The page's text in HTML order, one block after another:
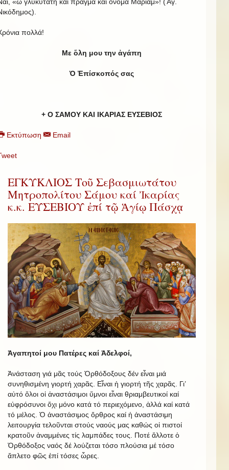
πολλά!
Με ὅλη μου την ἀγάπη
Ὁ Ἐπίσκοπός σας
+ Ο ΣΑΜΟΥ ΚΑΙ ΙΚΑΡΙΑΣ ΕΥΣΕΒΙΟΣ
Εκτύπωση Email
ΕΓΚΥΚΛΙΟΣ Τοῦ Σεβασμιωτάτου
Μητροπολίτου Σάμου καί Ἰκαρίας
κ.κ. ΕΥΣΕΒΙΟΥ ἐπί τῷ Ἁγίῳ Πάσχᾳ
Ἀγαπητοί μου Πατέρες καί Ἀδελφοί,
Ἀνάσταση γιά μᾶς τούς Ὀρθόδοξους δέν εἶναι μιά
συνηθισμένη γιορτή χαρᾶς. Εἶναι ἡ γιορτή τῆς χαρᾶς. Γι’
αὐτό ὅλοι οἱ ἀναστάσιμοι ὕμνοι εἶναι θριαμβευτικοί καί
εὐφρόσυνοι ὄχι μόνο κατά τό περιεχόμενο, ἀλλά καί κατά
τό μέλος. Ὁ ἀναστάσιμος ὄρθρος καί ἡ ἀναστάσιμη
λειτουργία τελοῦνται στούς ναούς μας καθώς οἱ πιστοί
κρατοῦν ἀναμμένες τίς λαμπάδες τους. Ποτέ ἄλλοτε ὁ
Ὀρθόδοξος ναός δέ λούζεται τόσο πλούσια μέ τόσο
ἄπλετο φῶς ἐπί τόσες ὧρες.